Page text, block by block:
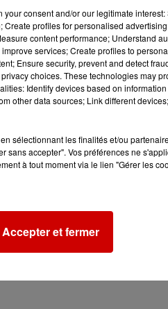
consent and/or our legitimate interest:
profiles for personalised
content performance; Understand
services; Create profiles to
Ensure security, prevent and detect
choices. These technologies may
Identify devices based on
other data sources; Link different
sélectionnant les finalités et/ou
sans accepter". Vos préférences ne
à tout moment via le lien "Gérer les
Accepter et fermer